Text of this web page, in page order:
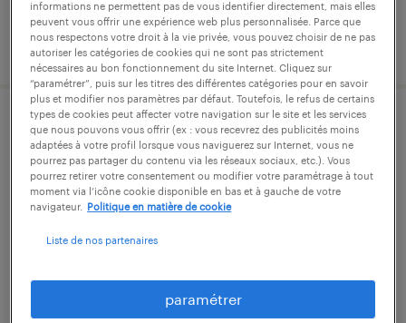
publié le 1 juillet 2026
peintre industriel (f/h)
saint-chamas, bouches-du-rhône
intérim
publié le 1 juillet 2026
informations ne permettent pas de vous identifier directement, mais elles
peuvent vous offrir une expérience web plus personnalisée. Parce que
nous respectons votre droit à la vie privée, vous pouvez choisir de ne pas
autoriser les catégories de cookies qui ne sont pas strictement
nécessaires au bon fonctionnement du site Internet. Cliquez sur
“paramétrer”, puis sur les titres des différentes catégories pour en savoir
plus et modifier nos paramètres par défaut. Toutefois, le refus de certains
types de cookies peut affecter votre navigation sur le site et les services
que nous pouvons vous offrir (ex : vous recevrez des publicités moins
adaptées à votre profil lorsque vous naviguerez sur Internet, vous ne
pourrez pas partager du contenu via les réseaux sociaux, etc.). Vous
pourrez retirer votre consentement ou modifier votre paramétrage à tout
moment via l’icône cookie disponible en bas et à gauche de votre
navigateur.
Politique en matière de cookie
Liste de nos partenaires
paramétrer